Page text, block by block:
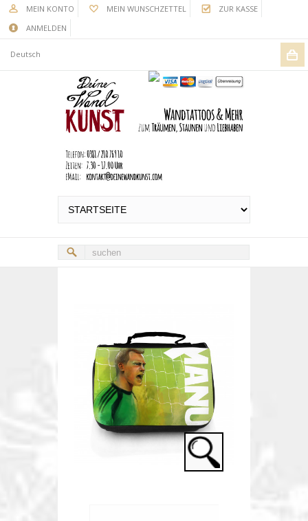
MEIN KONTO MEIN WUNSCHZETTEL
ZUR KASSE
ANMELDEN
Deutsch